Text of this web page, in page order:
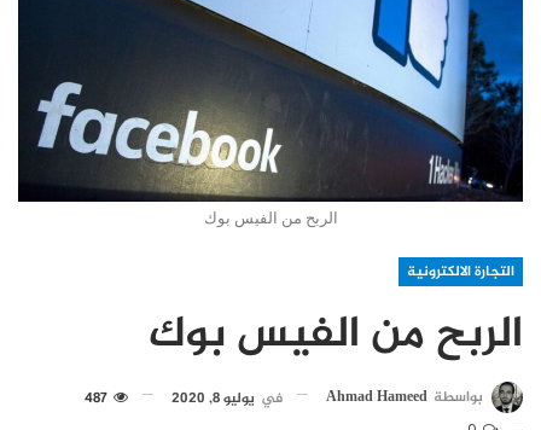
الربح من الفيس بوك
التجارة الالكترونية
الربح من الفيس بوك
بواسطة Ahmad Hameed في يوليو 8, 2020